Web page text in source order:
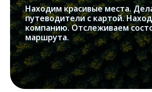
Находим красивые места.
путеводители с картой.
компанию. Отслеживаем
маршрута.